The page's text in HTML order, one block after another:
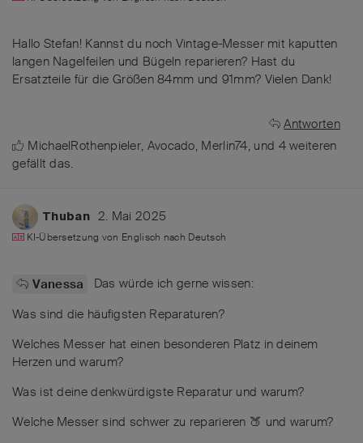
Hallo Stefan! Kannst du noch Vintage-Messer mit kaputten
langen Nagelfeilen und Bügeln reparieren? Hast du
Ersatzteile für die Größen 84mm und 91mm? Vielen Dank!
Antworten
MichaelRothenpieler, Avocado, Merlin74, und 4weiteren
gefällt das.
Thuban 2. Mai 2025
KI-Übersetzung von Englisch nach Deutsch
Vanessa
Das würde ich gerne wissen:
Was sind die häufigsten Reparaturen?
Welches Messer hat einen besonderen Platz in deinem
Herzen und warum?
Was ist deine denkwürdigste Reparatur und warum?
Welche Messer sind schwer zu reparieren 🍑 und warum?